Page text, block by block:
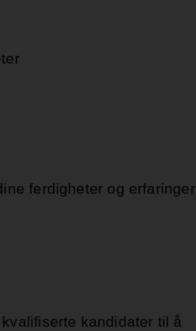
ferdigheter og erfaringer
kandidater til å